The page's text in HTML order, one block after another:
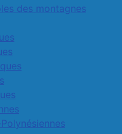
des montagnes